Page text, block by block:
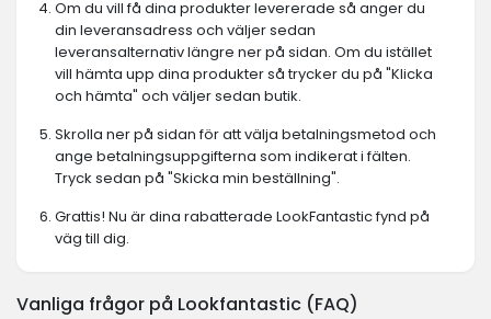
Om du vill få dina produkter levererade så anger du
din leveransadress och väljer sedan
leveransalternativ längre ner på sidan. Om du istället
vill hämta upp dina produkter så trycker du på "Klicka
och hämta" och väljer sedan butik.
Skrolla ner på sidan för att välja betalningsmetod och
ange betalningsuppgifterna som indikerat i fälten.
Tryck sedan på "Skicka min beställning".
Grattis! Nu är dina rabatterade LookFantastic fynd på
väg till dig.
Vanliga frågor på Lookfantastic (FAQ)